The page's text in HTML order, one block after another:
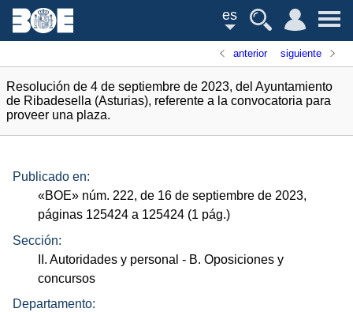
es
anterior siguiente
Resolución de 4 de septiembre de 2023, del Ayuntamiento
de Ribadesella (Asturias), referente a la convocatoria para
proveer una plaza.
Publicado en:
«BOE» núm. 222, de 16 de septiembre de 2023,
páginas 125424 a 125424 (1 pág.)
Sección:
II. Autoridades y personal - B. Oposiciones y
concursos
Departamento: